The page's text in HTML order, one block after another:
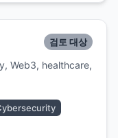
검토 대상
Web3, healthcare,